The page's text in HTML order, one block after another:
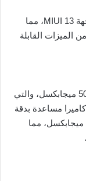
يعمل جهاز Poco تحت نظام Android 12 مع واجهة MIUI 13، مما
الميزات القابلة
يحتوي الهاتف على كاميرا خلفية مزدوجة بدقة 50 ميجابكسل، والتي
مساعدة بدقة
2 ميجابكسل. أما الكاميرا الأمامية فتأتي بدقة 8 ميجابكسل، مما